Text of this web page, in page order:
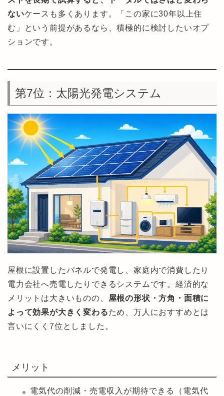
ないケースも多くあります。「この家に30年以上住
む」という前提があるなら、積極的に検討したいオプ
ションです。
第7位：太陽光発電システム
屋根に設置したパネルで発電し、家庭内で消費したり
電力会社へ売電したりできるシステムです。経済的な
メリットは大きいものの、 屋根の形状・方角・面積に
よって効果が大きく変わるため、万人におすすめとは
言いにくく7位としました。
メリット
電気代の削減・売電収入が期待できる（電気代